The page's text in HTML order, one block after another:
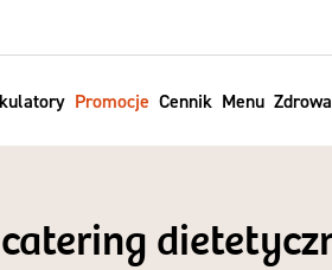
Promocje Cennik Menu